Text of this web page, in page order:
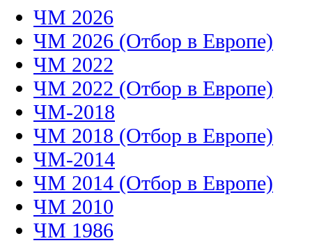
ЧМ 2026
ЧМ 2026 (Отбор в Европе)
ЧМ 2022
ЧМ 2022 (Отбор в Европе)
ЧМ-2018
ЧМ 2018 (Отбор в Европе)
ЧМ-2014
ЧМ 2014 (Отбор в Европе)
ЧМ 2010
ЧМ 1986